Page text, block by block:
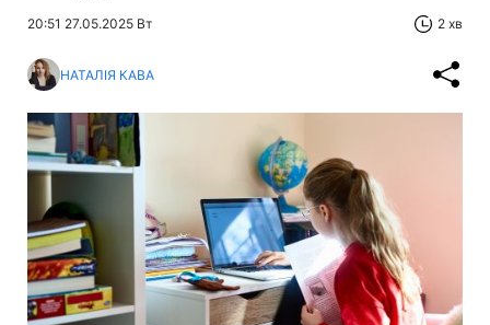
20:51 27.05.2025 Вт 2 хв
НАТАЛІЯ КАВА